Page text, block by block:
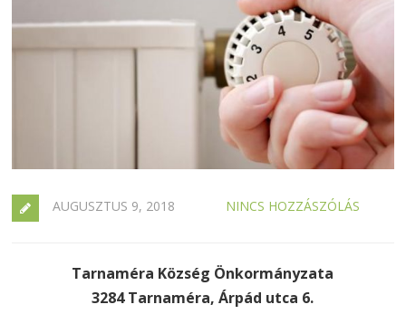
AUGUSZTUS 9, 2018 NINCS HOZZÁSZÓLÁS
Tarnaméra Község Önkormányzata
3284 Tarnaméra, Árpád utca 6.